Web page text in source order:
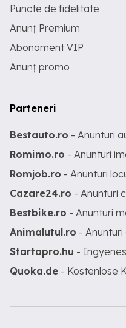
Puncte de fidelitate
Anunț Premium
Abonament VIP
Anunț promo
Parteneri
Bestauto.ro - Anunturi
Romimo.ro - Anunturi
Romjob.ro - Anunturi
Cazare24.ro - Anunturi
Bestbike.ro - Anunturi
Animalutul.ro -
Startapro.hu -
Quoka.de - Kostenlose